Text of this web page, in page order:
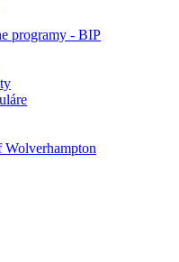
programy - BIP